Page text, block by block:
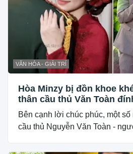
VĂN HÓA - GIẢI TRÍ
Hòa Minzy bị đồn khoe
thân cầu thủ Văn Toàn
Bên cạnh lời chúc phúc, một
cầu thủ Nguyễn Văn Toàn -